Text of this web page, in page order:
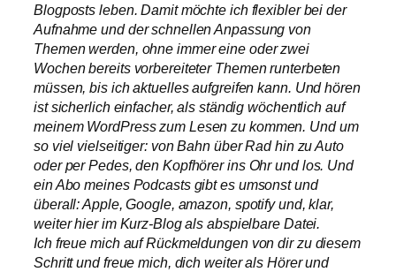
Blogposts leben. Damit möchte ich flexibler bei der
Aufnahme und der schnellen Anpassung von
Themen werden, ohne immer eine oder zwei
Wochen bereits vorbereiteter Themen runterbeten
müssen, bis ich aktuelles aufgreifen kann. Und hören
ist sicherlich einfacher, als ständig wöchentlich auf
meinem WordPress zum Lesen zu kommen. Und um
so viel vielseitiger: von Bahn über Rad hin zu Auto
oder per Pedes, den Kopfhörer ins Ohr und los. Und
ein Abo meines Podcasts gibt es umsonst und
überall: Apple, Google, amazon, spotify und, klar,
weiter hier im Kurz-Blog als abspielbare Datei.
Ich freue mich auf Rückmeldungen von dir zu diesem
Schritt und freue mich, dich weiter als Hörer und